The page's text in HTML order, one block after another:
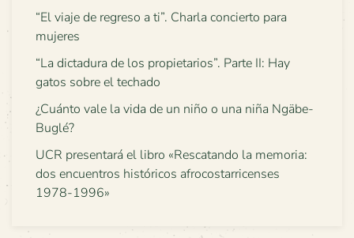
“El viaje de regreso a ti”. Charla concierto para
mujeres
“La dictadura de los propietarios”. Parte II: Hay
gatos sobre el techado
¿Cuánto vale la vida de un niño o una niña Ngäbe-
Buglé?
UCR presentará el libro «Rescatando la memoria:
dos encuentros históricos afrocostarricenses
1978-1996»